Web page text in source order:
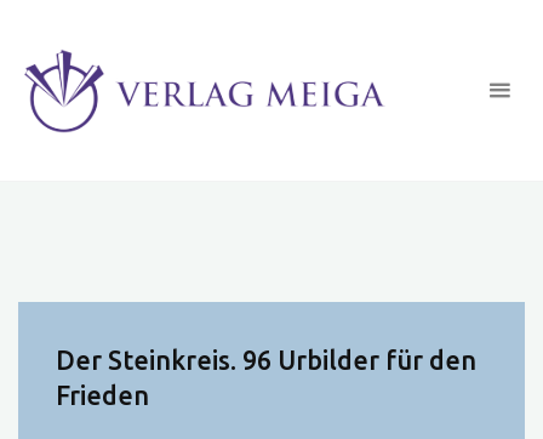
springen
Der Steinkreis. 96 Urbilder für den
Frieden